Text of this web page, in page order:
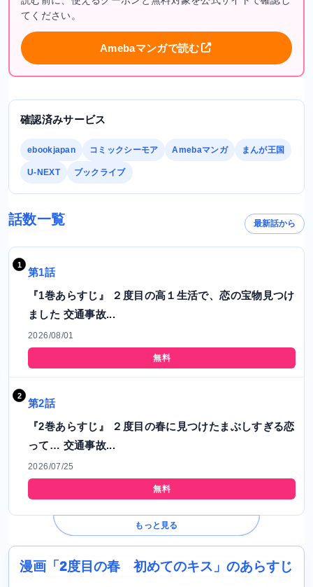
てください。
Amebaマンガで読む
確認済みサービス
ebookjapan コミックシーモア Amebaマンガ まんが王国
U-NEXT ブックライブ
話数一覧 最新話から
第1話
『1巻あらすじ』 ２度目の高１生活で、恋の宝物見つけ
ました 交通事故...
2026/08/01
無料
第2話
『2巻あらすじ』 ２度目の春に見つけたまぶしすぎる恋
って… 交通事故...
2026/07/25
無料
もっと見る
漫画「2度目の春 初めてのキス」のあらすじ